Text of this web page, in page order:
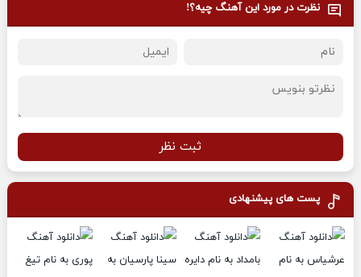
نظرت در مورد این آهنگ چیه؟!
ثبت نظر
پست های پیشنهادی